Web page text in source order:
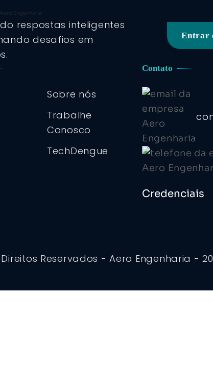
respostas inteligentes
desafios em
Entrar
Sobre nós
Trabalhe
Conosco
TechDengue
Contato
Credenciais
Reservados - Aero Engenharia -